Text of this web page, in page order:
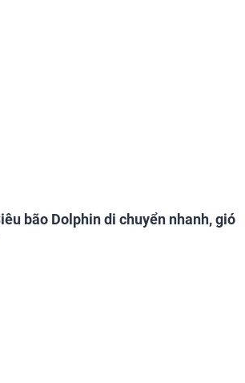
bão Dolphin di chuyển nhanh, gió